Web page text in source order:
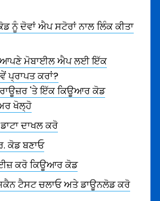
ਨੂੰ ਦੋਵਾਂ ਐਪ ਸਟੋਰਾਂ ਨਾਲ ਲਿੰਕ ਕੀਤਾ
ਆਪਣੇ ਮੋਬਾਈਲ ਐਪ ਲਈ ਇੱਕ
ਪ੍ਰਾਪਤ ਕਰਾਂ?
'ਤੇ ਇੱਕ ਕਿਊਆਰ ਕੋਡ
ਖੋਲ੍ਹੋ
ਦਾਖਲ ਕਰੋ
ਕੋਡ ਬਣਾਓ
ਕਰੋ ਕਿਊਆਰ ਕੋਡ
ਟੈਸਟ ਚਲਾਓ ਅਤੇ ਡਾਊਨਲੋਡ ਕਰੋ